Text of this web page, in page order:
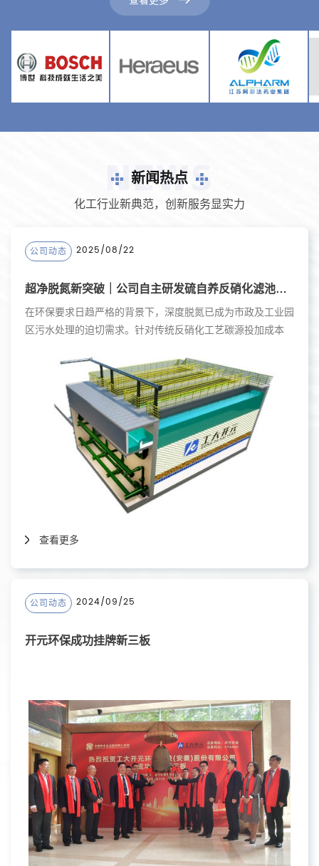
新闻热点
NEWS
化工行业新典范，创新服务显实力
公司动态 2025/08/22
超净脱氮新突破｜公司自主研发硫自养反硝化滤池技术，助力污水深度处理！
在环保要求日趋严格的背景下，深度脱氮已成为市政及工业园
区污水处理的迫切需求。针对传统反硝化工艺碳源投加成本
研发超净脱氮系列ExDn-F自养反硝化生物滤池，为实现高
效、稳定、经济的总氮去除提供了先进解决方案。
查看更多
公司动态 2024/09/25
开元环保成功挂牌新三板